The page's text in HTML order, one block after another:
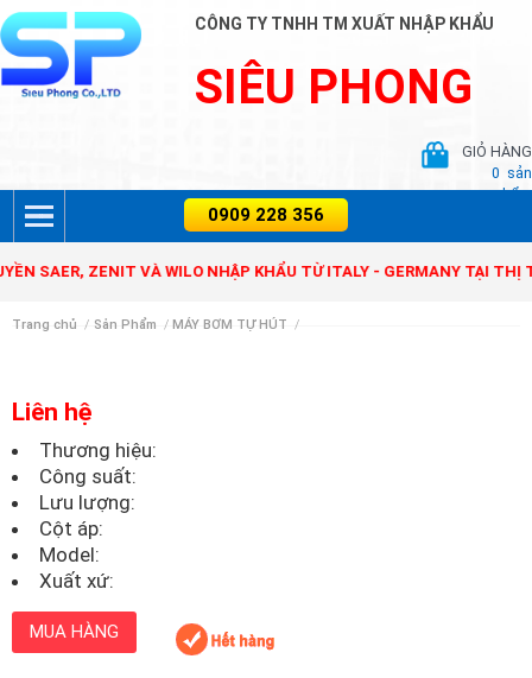
CÔNG TY TNHH TM XUẤT NHẬP KHẨU
SIÊU PHONG
GIỎ HÀNG
0 sản
phẩm
SAER, ZENIT VÀ WILO NHẬP KHẨU TỪ ITALY - GERMANY TẠI THỊ
Trang chủ / Sản Phẩm / MÁY BƠM TỰ HÚT /
Liên hệ
Thương hiệu:
Công suất:
Lưu lượng:
Cột áp:
Model:
Xuất xứ:
MUA HÀNG